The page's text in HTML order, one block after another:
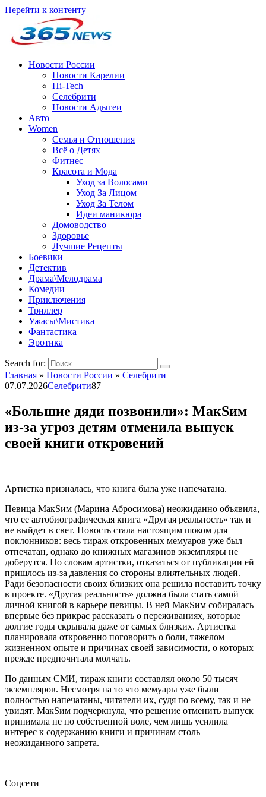
Перейти к контенту
Новости России
Новости Карелии
Hi-Tech
Селебрити
Новости Адыгеи
Авто
Women
Семья и Отношения
Всё о Детях
Фитнес
Красота и Мода
Уход за Волосами
Уход За Лицом
Уход За Телом
Идеи маникюра
Домоводство
Здоровье
Лучшие Рецепты
Боевики
Детектив
Драма\Мелодрама
Комедии
Приключения
Триллер
Ужасы\Мистика
Фантастика
Эротика
Search for:
Главная » Новости России » Селебрити
07.07.2026Селебрити87
«Большие дяди позвонили»: МакSим
из-за угроз детям отменила выпуск
своей книги откровений
Артистка призналась, что книга была уже напечатана.
Певица МакSим (Марина Абросимова) неожиданно объявила,
что ее автобиографическая книга «Другая реальность» так и
не выйдет в свет. Новость стала настоящим шоком для
поклонников: весь тираж откровенных мемуаров уже был
отпечатан, однако до книжных магазинов экземпляры не
доберутся. По словам артистки, отказаться от публикации ей
пришлось из-за давления со стороны влиятельных людей.
Ради безопасности своих близких она решила поставить точку
в проекте. «Другая реальность» должна была стать самой
личной книгой в карьере певицы. В ней МакSим собиралась
впервые без прикрас рассказать о переживаниях, которые
долгие годы скрывала даже от самых близких. Артистка
планировала откровенно поговорить о боли, тяжелом
жизненном опыте и причинах своей зависимости, о которых
прежде предпочитала молчать.
По данным СМИ, тираж книги составлял около 50 тысяч
экземпляров. Несмотря на то что мемуары уже были
полностью напечатаны, читатели их, судя по всему, так и не
увидят. МакSим подчеркнула, что решение отменить выпуск
принимала не по собственной воле, чем лишь усилила
интерес к содержанию книги и причинам столь
неожиданного запрета.
Соцсети